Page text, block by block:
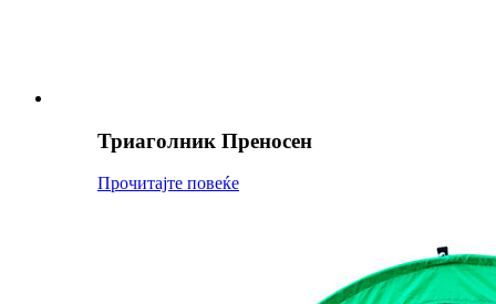
Триаголник Преносен
Прочитајте повеќе